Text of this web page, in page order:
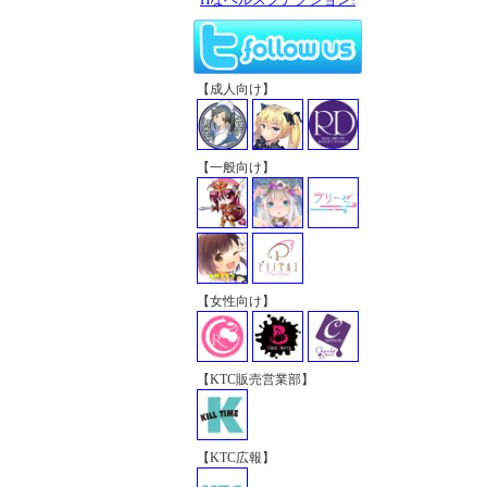
【成人向け】
【一般向け】
【女性向け】
【KTC販売営業部】
【KTC広報】